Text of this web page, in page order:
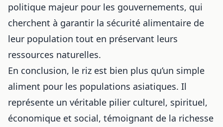
politique majeur pour les gouvernements, qui
cherchent à garantir la sécurité alimentaire de
leur population tout en préservant leurs
ressources naturelles.
En conclusion, le riz est bien plus qu’un simple
aliment pour les populations asiatiques. Il
représente un véritable pilier culturel, spirituel,
économique et social, témoignant de la richesse